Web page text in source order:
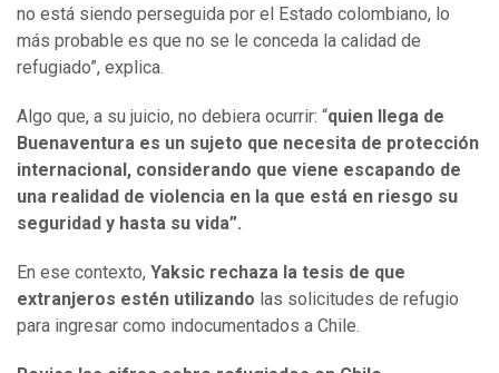
no está siendo perseguida por el Estado colombiano, lo
más probable es que no se le conceda la calidad de
refugiado”, explica.
Algo que, a su juicio, no debiera ocurrir: “quien llega de
Buenaventura es un sujeto que necesita de protección
internacional, considerando que viene escapando de
una realidad de violencia en la que está en riesgo su
seguridad y hasta su vida”.
En ese contexto, Yaksic rechaza la tesis de que
extranjeros estén utilizando las solicitudes de refugio
para ingresar como indocumentados a Chile.